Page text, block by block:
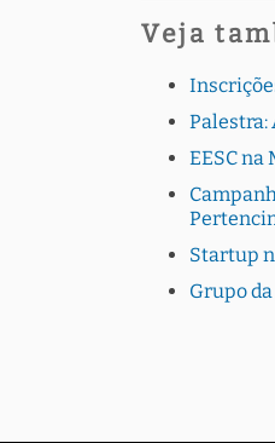
Veja
EESC
Startup
Grupo